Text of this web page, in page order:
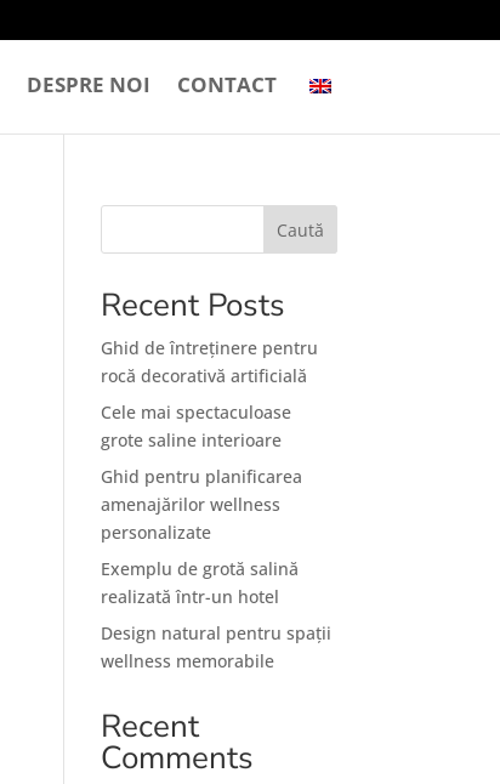
DESPRE NOI CONTACT
Caută
Recent Posts
Ghid de întreținere pentru
rocă decorativă artificială
Cele mai spectaculoase
grote saline interioare
Ghid pentru planificarea
amenajărilor wellness
personalizate
Exemplu de grotă salină
realizată într-un hotel
Design natural pentru spații
wellness memorabile
Recent
Comments